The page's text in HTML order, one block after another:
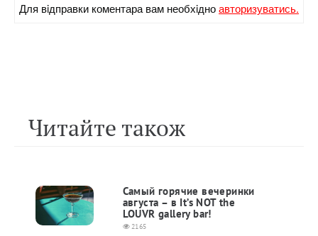
Для вiдправки коментара вам необхiдноавторизуватись.
Читайте також
Самый горячие вечеринки
августа – в It’s NOT the
LOUVR gallery bar!
2165